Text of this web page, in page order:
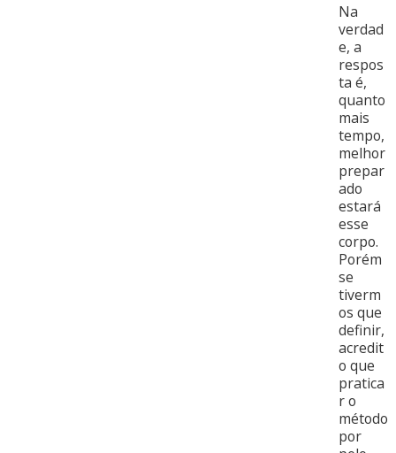
Na
verdad
e, a
respos
ta é,
quanto
mais
tempo,
melhor
prepar
ado
estará
esse
corpo.
Porém
se
tiverm
os que
definir,
acredit
o que
pratica
r o
método
por